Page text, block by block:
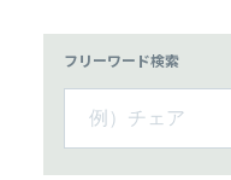
フリーワード検索